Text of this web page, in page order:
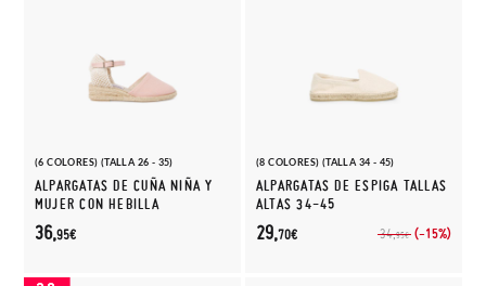
(6 COLORES) (TALLA 26 - 35)
ALPARGATAS DE CUÑA NIÑA Y
MUJER CON HEBILLA
36,95€
(8 COLORES) (TALLA 34 - 45)
ALPARGATAS DE ESPIGA TALLAS
ALTAS 34-45
34,95€ (-15%)
29,70€